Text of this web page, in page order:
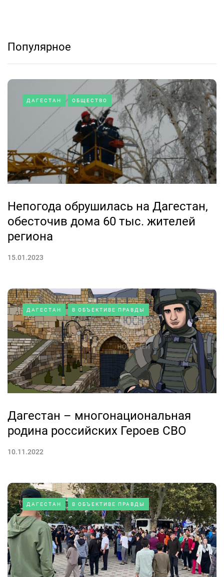
Популярное
ДАГЕСТАН ОБЩЕСТВО
Непогода обрушилась на Дагестан,
обесточив дома 60 тыс. жителей
региона
15.01.2023
ДАГЕСТАН В ОБЪЕКТИВЕ ПРАВДЫ
Дагестан – многонациональная
родина российских Героев СВО
10.11.2022
ДАГЕСТАН В ОБЪЕКТИВЕ ПРАВДЫ